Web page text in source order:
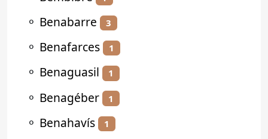
⚬ Benabarre 3
⚬ Benafarces 1
⚬ Benaguasil 1
⚬ Benagéber 1
⚬ Benahavís 1